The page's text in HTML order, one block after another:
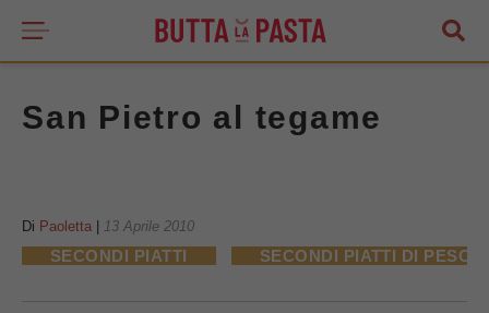
San Pietro al tegame
Di Paoletta 13 Aprile 2010
SECONDI PIATTI SECONDI PIATTI DI PESCE